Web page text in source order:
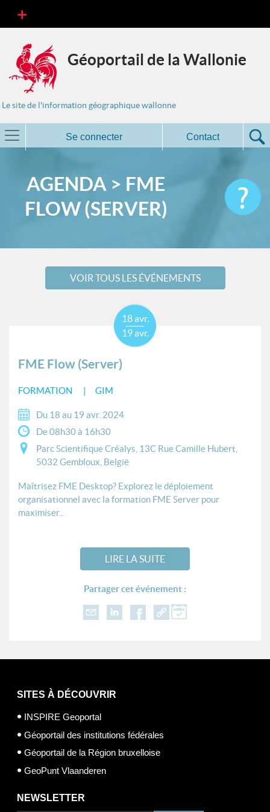
Géoportail de la Wallonie
Le site de l'information géographique wallonne
Se connecter Contact
AGENDA > FME
FLOW (SERVER)
VOIR TOUS LES ÉVÉNEMENTS
FME Flow (Server)
FORMATION GIM
18 avr.
19 avr.
Du 18 au 19 avr. 2024
De 08h30 à 16h30
Parc Scientifique Créalys, 13C Rue Camille Hubert,
5032 Gembloux, België
Maîtrisez FME Desktop? Explorez le déploiement
organisationnel avec la formation FME Server pour
maximiser...
LIRE LA SUITE
Partager cet événement :
SITES À DÉCOUVRIR
INSPIRE Geoportal
Géoportail des institutions fédérales
Géoportail de la Région bruxelloise
GeoPunt Vlaanderen
NEWSLETTER